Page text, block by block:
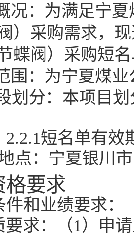
况：为满足宁
）采购需求，
蝶阀）采购短
围：为宁夏煤
划分：本项目
2.2.1短名单有效
点：宁夏银川
格要求
和业绩要求：
要求：（1）申